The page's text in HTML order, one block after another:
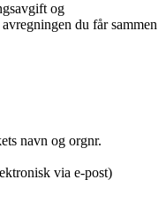
og
du får sammen
navn og orgnr.
via e-post)